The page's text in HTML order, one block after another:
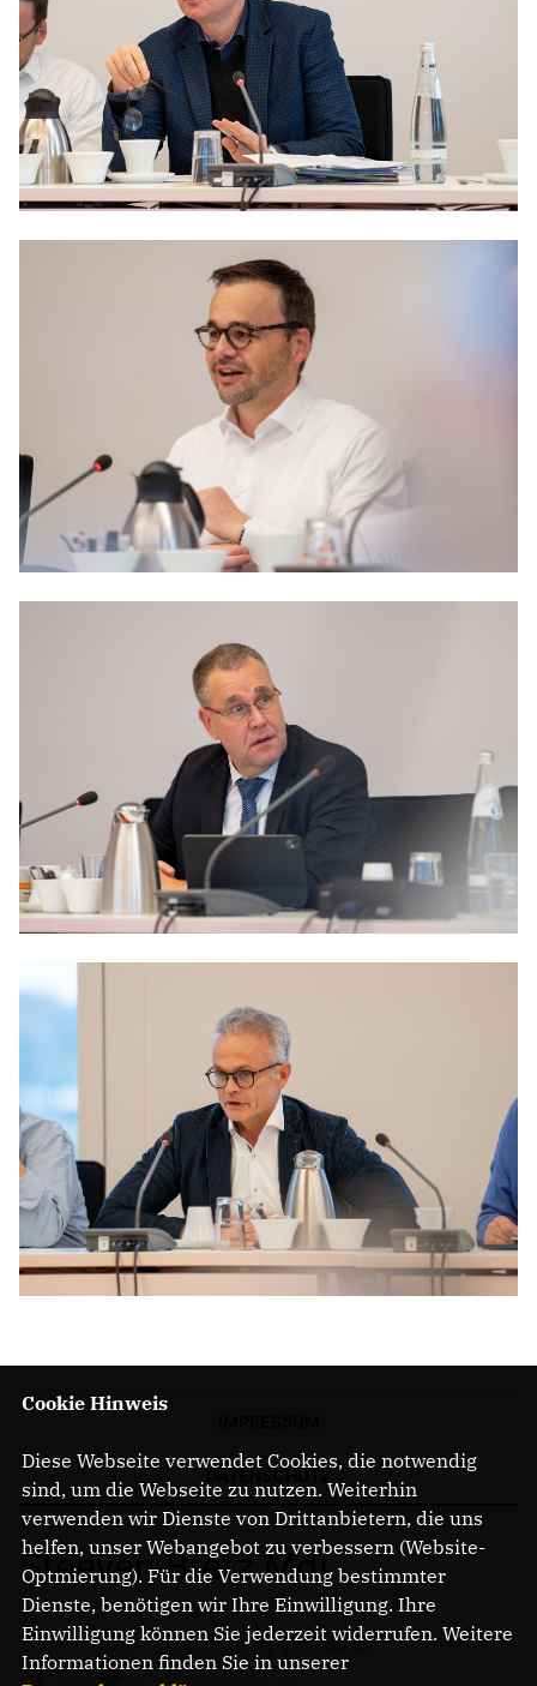
Steeven Bretz MdL
Cookie Hinweis
Diese Webseite verwendet Cookies, die notwendig
sind, um die Webseite zu nutzen. Weiterhin
verwenden wir Dienste von Drittanbietern, die uns
helfen, unser Webangebot zu verbessern (Website-
Optmierung). Für die Verwendung bestimmter
Dienste, benötigen wir Ihre Einwilligung. Ihre
Einwilligung können Sie jederzeit widerrufen. Weitere
Informationen finden Sie in unserer